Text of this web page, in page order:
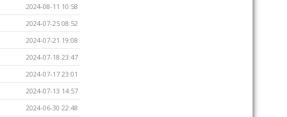
2024-08-11 10:58
2024-07-25 08:52
2024-07-21 19:08
2024-07-18 23:47
2024-07-17 23:01
2024-07-13 14:57
2024-06-30 22:48